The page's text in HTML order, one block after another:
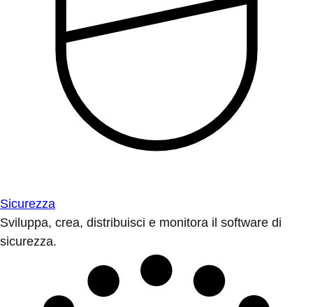
Sicurezza
Sviluppa, crea, distribuisci e monitora il software di
sicurezza.